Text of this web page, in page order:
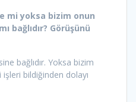
mi yoksa bizim onun
bağlıdır? Görüşünü
bağlıdır. Yoksa bizim
işleri bildiğinden dolayı